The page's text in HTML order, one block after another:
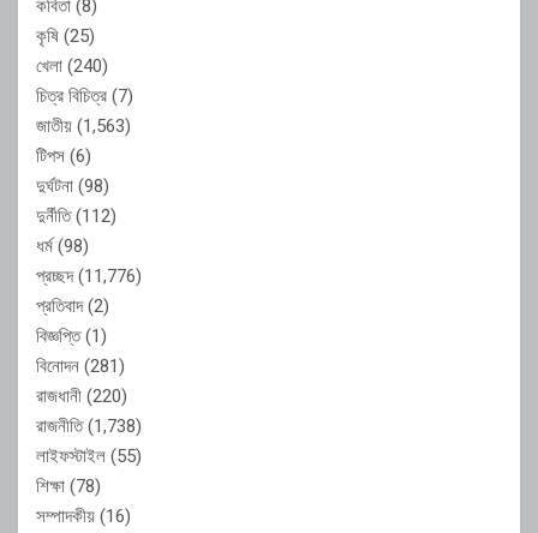
কবিতা (8)
কৃষি (25)
খেলা (240)
চিত্র বিচিত্র (7)
জাতীয় (1,563)
টিপস (6)
দুর্ঘটনা (98)
দুর্নীতি(112)
ধর্ম(98)
প্রচ্ছদ(11,776)
প্রতিবাদ(2)
বিজ্ঞপ্তি(1)
বিনোদন (281)
রাজধানী (220)
রাজনীতি(1,738)
লাইফস্টাইল (55)
শিক্ষা (78)
সম্পাদকীয় (16)